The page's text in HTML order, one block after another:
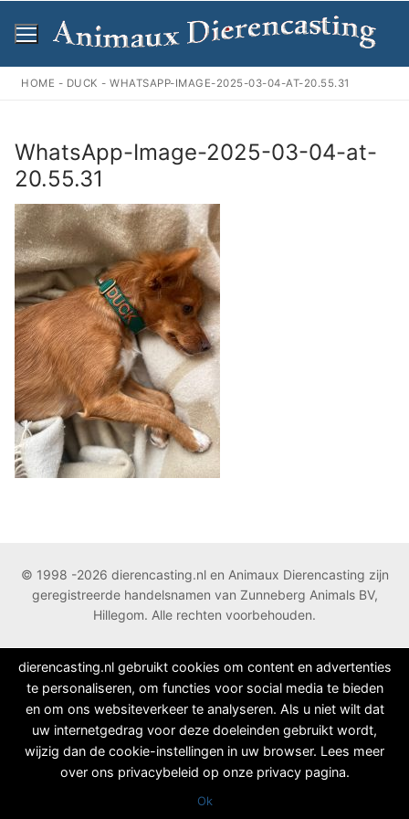
naar
inhoud
HOME - DUCK -WHATSAPP-IMAGE-2025-03-04-AT-20.55.31
WhatsApp-Image-2025-03-04-at-
20.55.31
© 1998 -2026 dierencasting.nl en Animaux Dierencasting zijn
geregistreerde handelsnamen van Zunneberg Animals BV,
Hillegom. Alle rechten voorbehouden.
dierencasting.nl gebruikt cookies om content en advertenties
te personaliseren, om functies voor social media te bieden
en om ons websiteverkeer te analyseren. Als u niet wilt dat
uw internetgedrag voor deze doeleinden gebruikt wordt,
wijzig dan de cookie-instellingen in uw browser. Lees meer
over ons privacybeleid op onze privacy pagina.
Ok